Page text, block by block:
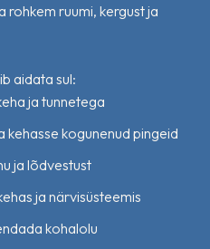
rohkem ruumi, kergust ja
aidata sul:
ja tunnetega
kogunenud pingeid
ja lõdvestust
ja närvisüsteemis
kohalolu